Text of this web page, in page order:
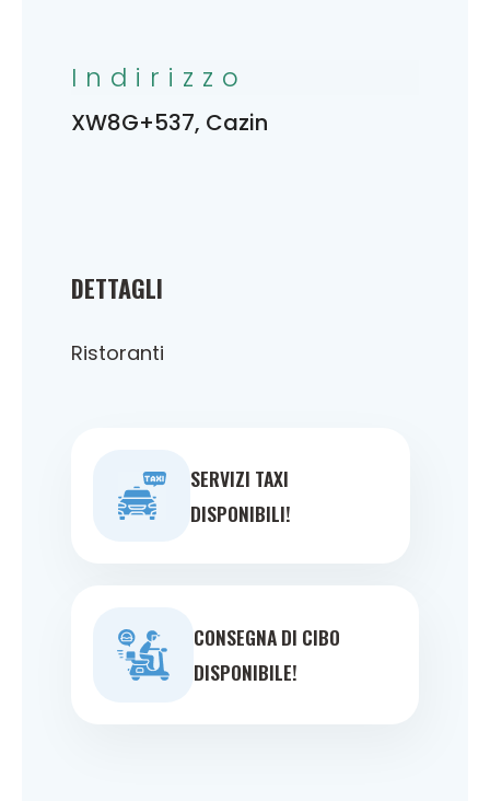
DETTAGLI
Ristoranti
SERVIZI TAXI
DISPONIBILI!
CONSEGNA DI CIBO
DISPONIBILE!
Indirizzo
XW8G+537, Cazin